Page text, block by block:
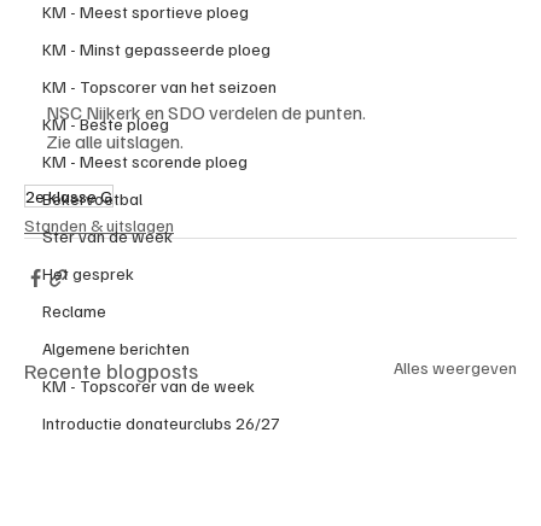
KM - Meest sportieve ploeg
KM - Minst gepasseerde ploeg
KM - Topscorer van het seizoen
KM - Beste ploeg
KM - Meest scorende ploeg
Bekervoetbal
Ster van de week
Het gesprek
Reclame
Algemene berichten
KM - Topscorer van de week
Introductie donateurclubs 26/27
NSC Nijkerk en SDO verdelen de punten.
Zie alle uitslagen.
2e klasse G
Standen & uitslagen
Recente blogposts Alles weergeven